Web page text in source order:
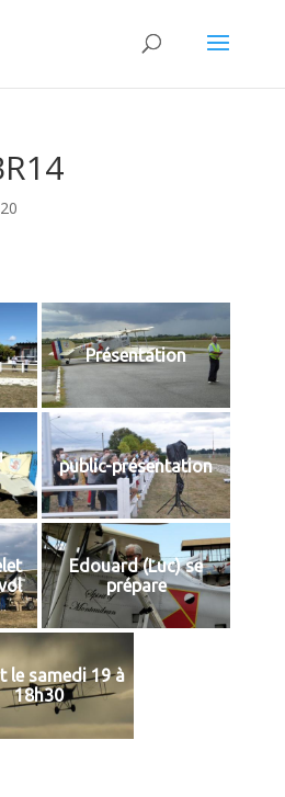
Présentation
public-présentation
Edouard (Luc) se
prépare
le samedi 19 à
18h30